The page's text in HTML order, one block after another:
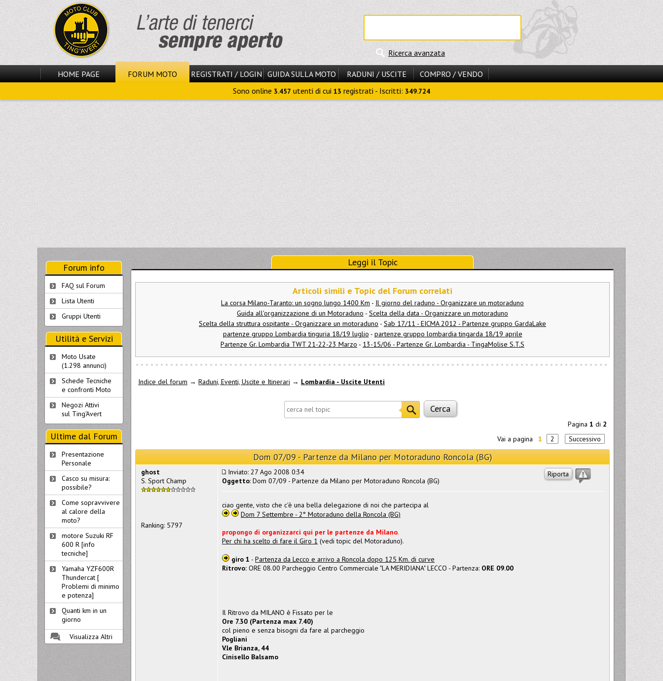
Ricerca avanzata
HOME PAGE FORUM MOTO REGISTRATI / LOGIN GUIDA SULLA MOTO RADUNI / USCITE
COMPRO / VENDO
Sono online 3.457 utenti di cui 13 registrati - Iscritti: 349.724
Leggi il Topic
Articoli simili e Topic del Forum correlati
La corsa Milano-Taranto: un sogno lungo 1400 Km - Il giorno del raduno - Organizzare un motoraduno
Guida all'organizzazione di un Motoraduno - Scelta della data - Organizzare un motoraduno
Scelta della struttura ospitante - Organizzare un motoraduno - Sab 17/11 - EICMA 2012 - Partenze gruppo GardaLake
partenze gruppo Lombardia tinguria 18/19 luglio - partenze gruppo lombardia tingarda 18/19 aprile
Partenze Gr. Lombardia TWT 21-22-23 Marzo - 13-15/06 - Partenze Gr. Lombardia - TingaMolise S.T.S
Indice del forum → Raduni, Eventi, Uscite e Itinerari → Lombardia - Uscite Utenti
Pagina 1 di 2
Vai a pagina
1 2 Successivo
Dom 07/09 - Partenze da Milano per Motoraduno Roncola (BG)
Riporta
Inviato: 27 Ago 2008 0:34
Oggetto: Dom 07/09 - Partenze da Milano per Motoraduno Roncola (BG)
ciao gente, visto che c'è una bella delegazione di noi che partecipa al
Dom 7 Settembre - 2° Motoraduno della Roncola (BG)
propongo di organizzarci qui per le partenze da Milano.
Per chi ha scelto di fare il Giro 1 (vedi topic del Motoraduno).
giro 1 - Partenza da Lecco e arrivo a Roncola dopo 125 Km. di curve
Ritrovo: ORE 08.00 Parcheggio Centro Commerciale "LA MERIDIANA" LECCO - Partenza: ORE 09.00
Il Ritrovo da MILANO è Fissato per le
Ore 7.30 (Partenza max 7.40)
col pieno e senza bisogni da fare al parcheggio
Pogliani
V.le Brianza, 44
Cinisello Balsamo
ghost
S. Sport Champ
Ranking: 5797
Forum info
FAQ sul Forum
Lista Utenti
Gruppi Utenti
Utilità e Servizi
Moto Usate
(1.298 annunci)
Schede Tecniche
e confronti Moto
Negozi Attivi
sul Ting'Avert
Ultime dal Forum
Presentazione
Personale
Casco su misura:
possibile?
Come sopravvivere
al calore della
moto?
motore Suzuki RF
600 R [info
tecniche]
Yamaha YZF600R
Thundercat [
Problemi di minimo
e potenza]
Quanti km in un
giorno
Visualizza Altri